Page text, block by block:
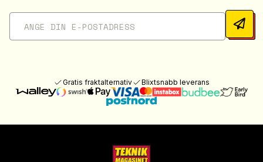
Gratis fraktalternativ Blixtsnabb leverans